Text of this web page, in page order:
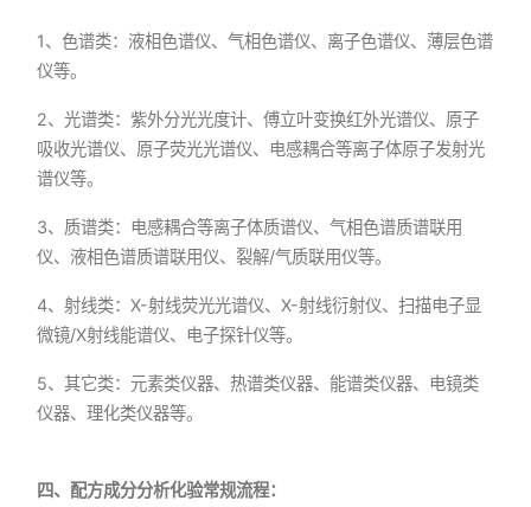
1、色谱类：液相色谱仪、气相色谱仪、离子色谱仪、薄层色谱
仪等。
2、光谱类：紫外分光光度计、傅立叶变换红外光谱仪、原子
吸收光谱仪、原子荧光光谱仪、电感耦合等离子体原子发射光
谱仪等。
3、质谱类：电感耦合等离子体质谱仪、气相色谱质谱联用
仪、液相色谱质谱联用仪、裂解/气质联用仪等。
4、射线类：X-射线荧光光谱仪、X-射线衍射仪、扫描电子显
微镜/X射线能谱仪、电子探针仪等。
5、其它类：元素类仪器、热谱类仪器、能谱类仪器、电镜类
仪器、理化类仪器等。
四、配方成分分析化验常规流程：